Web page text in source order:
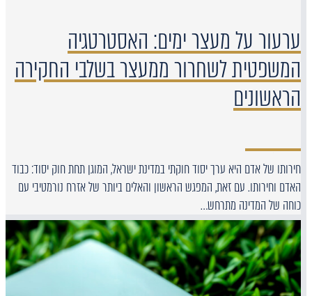
ערעור על מעצר ימים: האסטרטגיה
המשפטית לשחרור ממעצר בשלבי החקירה
הראשונים
חירותו של אדם היא ערך יסוד חוקתי במדינת ישראל, המוגן תחת חוק יסוד: כבוד
האדם וחירותו. עם זאת, המפגש הראשון והאלים ביותר של אזרח נורמטיבי עם
כוחה של המדינה מתרחש…